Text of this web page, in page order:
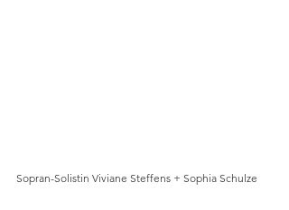
Sopran-Solistin Viviane Steffens + Sophia Schulze